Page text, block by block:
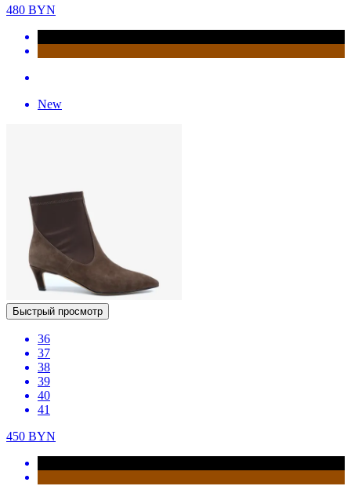
480 BYN
New
Быстрый просмотр
36
37
38
39
40
41
450 BYN